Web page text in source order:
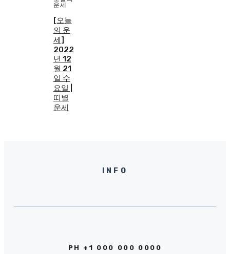
운세
[오늘
의 운
세]
2022
년 12
월 21
일 수
요일 |
띠별
운세
INFO
PH +1 000 000 0000